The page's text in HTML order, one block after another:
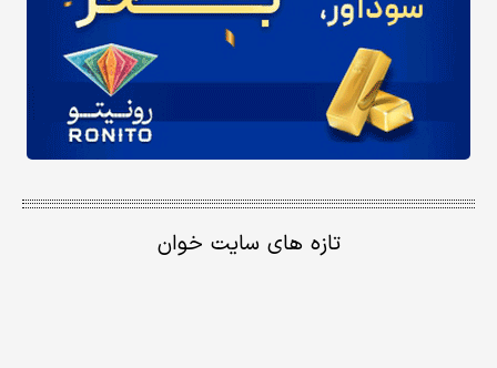
تازه های سایت خوان